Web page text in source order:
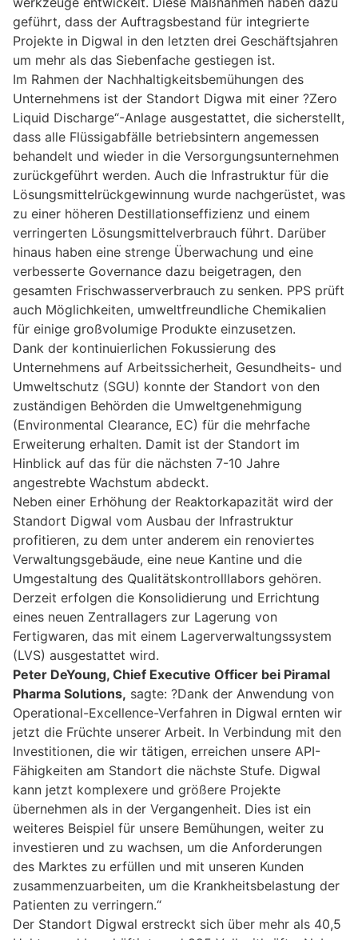
geführt, dass der Auftragsbestand für integrierte
Projekte in Digwal in den letzten drei Geschäftsjahren
um mehr als das Siebenfache gestiegen ist.
Im Rahmen der Nachhaltigkeitsbemühungen des
Unternehmens ist der Standort Digwa mit einer ?Zero
Liquid Discharge“-Anlage ausgestattet, die sicherstellt,
dass alle Flüssigabfälle betriebsintern angemessen
behandelt und wieder in die Versorgungsunternehmen
zurückgeführt werden. Auch die Infrastruktur für die
Lösungsmittelrückgewinnung wurde nachgerüstet, was
zu einer höheren Destillationseffizienz und einem
verringerten Lösungsmittelverbrauch führt. Darüber
hinaus haben eine strenge Überwachung und eine
verbesserte Governance dazu beigetragen, den
gesamten Frischwasserverbrauch zu senken. PPS prüft
auch Möglichkeiten, umweltfreundliche Chemikalien
für einige großvolumige Produkte einzusetzen.
Dank der kontinuierlichen Fokussierung des
Unternehmens auf Arbeitssicherheit, Gesundheits- und
Umweltschutz (SGU) konnte der Standort von den
zuständigen Behörden die Umweltgenehmigung
(Environmental Clearance, EC) für die mehrfache
Erweiterung erhalten. Damit ist der Standort im
Hinblick auf das für die nächsten 7-10 Jahre
angestrebte Wachstum abdeckt.
Neben einer Erhöhung der Reaktorkapazität wird der
Standort Digwal vom Ausbau der Infrastruktur
profitieren, zu dem unter anderem ein renoviertes
Verwaltungsgebäude, eine neue Kantine und die
Umgestaltung des Qualitätskontrolllabors gehören.
Derzeit erfolgen die Konsolidierung und Errichtung
eines neuen Zentrallagers zur Lagerung von
Fertigwaren, das mit einem Lagerverwaltungssystem
(LVS) ausgestattet wird.
Peter DeYoung, Chief Executive Officer bei Piramal
Pharma Solutions, sagte: ?Dank der Anwendung von
Operational-Excellence-Verfahren in Digwal ernten wir
jetzt die Früchte unserer Arbeit. In Verbindung mit den
Investitionen, die wir tätigen, erreichen unsere API-
Fähigkeiten am Standort die nächste Stufe. Digwal
kann jetzt komplexere und größere Projekte
übernehmen als in der Vergangenheit. Dies ist ein
weiteres Beispiel für unsere Bemühungen, weiter zu
investieren und zu wachsen, um die Anforderungen
des Marktes zu erfüllen und mit unseren Kunden
zusammenzuarbeiten, um die Krankheitsbelastung der
Patienten zu verringern.“
Der Standort Digwal erstreckt sich über mehr als 40,5